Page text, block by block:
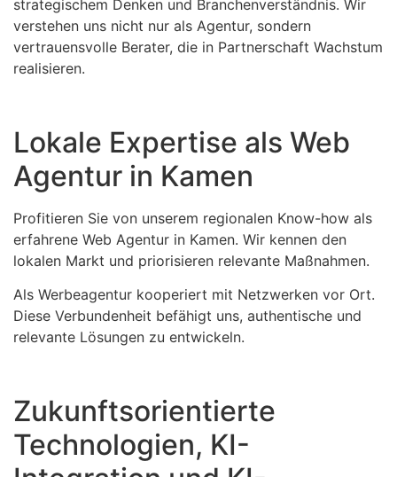
strategischem Denken und Branchenverständnis. Wir
verstehen uns nicht nur als Agentur, sondern
vertrauensvolle Berater, die in Partnerschaft Wachstum
realisieren.
Lokale Expertise als Web
Agentur in Kamen
Profitieren Sie von unserem regionalen Know-how als
erfahrene Web Agentur in Kamen. Wir kennen den
lokalen Markt und priorisieren relevante Maßnahmen.
Als Werbeagentur kooperiert mit Netzwerken vor Ort.
Diese Verbundenheit befähigt uns, authentische und
relevante Lösungen zu entwickeln.
Zukunftsorientierte
Technologien, KI-